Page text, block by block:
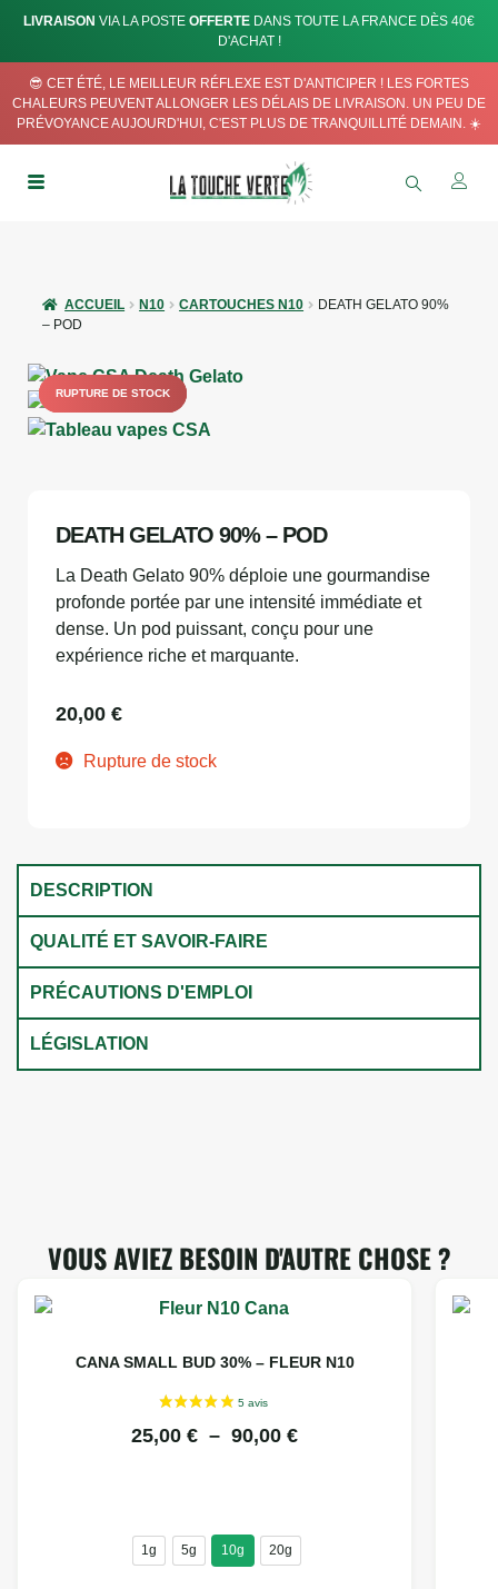
LIVRAISON VIA LA POSTE OFFERTE DANS TOUTE LA FRANCE DÈS 40€
D'ACHAT !
😎 CET ÉTÉ, LE MEILLEUR RÉFLEXE EST D'ANTICIPER ! LES FORTES
CHALEURS PEUVENT ALLONGER LES DÉLAIS DE LIVRAISON. UN PEU DE
PRÉVOYANCE AUJOURD'HUI, C'EST PLUS DE TRANQUILLITÉ DEMAIN. ☀️
ACCUEIL N10 CARTOUCHES N10
DEATH GELATO 90%
– POD
RUPTURE DE STOCK
RUPTURE DE STOCK
RUPTURE DE STOCK
DEATH GELATO 90% – POD
La Death Gelato 90% déploie une gourmandise
profonde portée par une intensité immédiate et
dense. Un pod puissant, conçu pour une
expérience riche et marquante.
20,00 €
Rupture de stock
DESCRIPTION
QUALITÉ ET SAVOIR-FAIRE
PRÉCAUTIONS D'EMPLOI
LÉGISLATION
VOUS AVIEZ BESOIN D'AUTRE CHOSE ?
CANA SMALL BUD 30% – FLEUR N10
25,00 € – 90,00 €
1g 5g 10g 20g